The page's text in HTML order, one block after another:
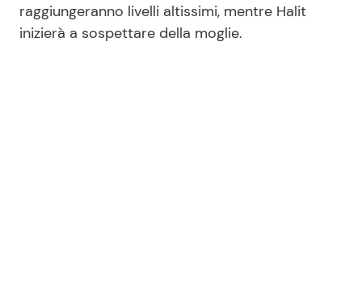
raggiungeranno livelli altissimi, mentre Halit
inizierà a sospettare della moglie.